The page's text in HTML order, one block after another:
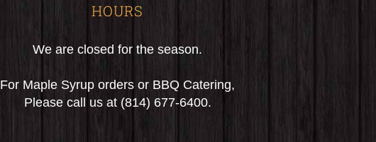
HOURS
We are closed for the season.
For Maple Syrup orders or BBQ Catering,
Please call us at (814) 677-6400.